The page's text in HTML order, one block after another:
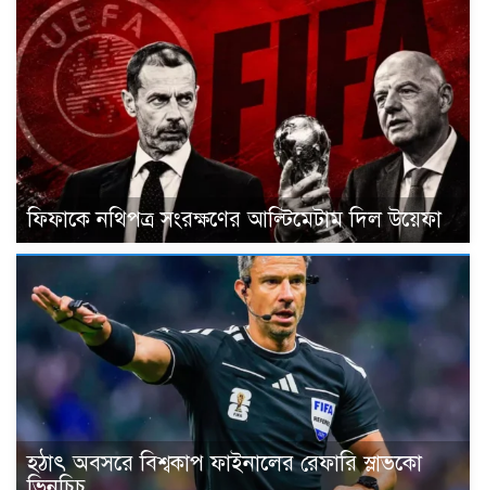
ফিফাকে নথিপত্র সংরক্ষণের আল্টিমেটাম দিল উয়েফা
হঠাৎ অবসরে বিশ্বকাপ ফাইনালের রেফারি স্লাভকো